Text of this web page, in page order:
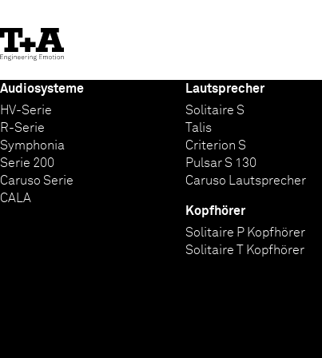
to
Content
Audiosysteme
HV-Serie
R-Serie
Symphonia
Serie 200
Caruso Serie
CALA
Lautsprecher
Solitaire S
Talis
Criterion S
Pulsar S 130
Caruso Lautsprecher
Kopfhörer
Solitaire P Kopfhörer
Solitaire T Kopfhörer